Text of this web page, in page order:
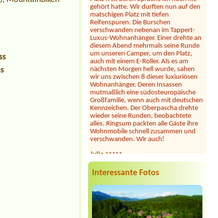
matschigen Platz mit tiefen
Reifenspuren. Die Burschen
verschwanden nebenan im Tappert-
Luxus-Wohnanhänger. Einer drehte an
diesem Abend mehrmals seine Runde
um unseren Camper, um den Platz,
auch mit einem E-Roller. Als es am
nächsten Morgen hell wurde, sahen
wir uns zwischen 8 dieser luxiuriösen
Wohnanhänger. Deren Insassen
mutmaßlich eine südosteuropäische
Großfamilie, wenn auch mit deutschen
Kennzeichen. Der Oberpascha drehte
wieder seine Runden, beobachtete
alles. Ringsum packten alle Gäste ihre
Wohnmobile schnell zusammen und
verschwanden. Wir auch!
Julia*****
Dieser Campingplatz ist wunderschön
Sanitäranlagen sind sehr großzügig und
Feuerkörbe und Stockbrot am Strand
... unsere Kinder und auch wir
Erwachsene waren begeistert! Hier
fühlt man sich jederzeit willkommen,
Interessante Fotos